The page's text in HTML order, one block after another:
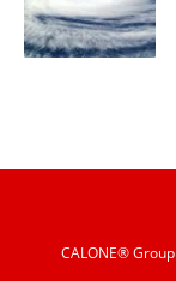
CALONE® Group